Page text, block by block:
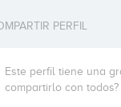
PERFIL
Este perfil tiene una
compartirlo con todos?